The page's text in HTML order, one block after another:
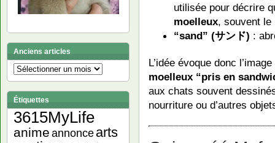
utilisée pour décrire
moelleux, souvent le
“sand” (サンド) :
L’idée évoque donc
moelleux “pris en
aux chats souvent
nourriture ou d’autres
Anciens articles
Anciens
articles
Étiquettes
3615MyLife
anime annonce arts